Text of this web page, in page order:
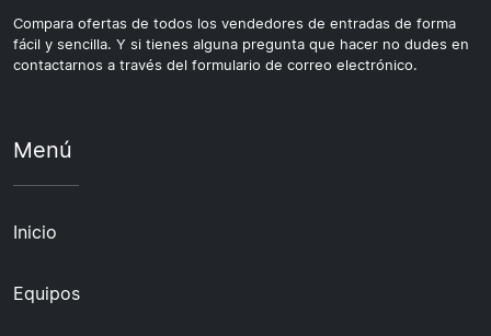
Compara ofertas de todos los vendedores de entradas de forma
fácil y sencilla. Y si tienes alguna pregunta que hacer no dudes en
contactarnos a través del formulario de correo electrónico.
Menú
Inicio
Equipos